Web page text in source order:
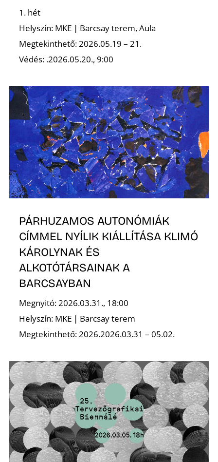
1. hét
Helyszín: MKE | Barcsay terem, Aula
Megtekinthető: 2026.05.19 – 21.
Védés: .2026.05.20., 9:00
PÁRHUZAMOS AUTONÓMIÁK
CÍMMEL NYÍLIK KIÁLLÍTÁSA KLIMÓ
KÁROLYNAK ÉS
ALKOTÓTÁRSAINAK A
BARCSAYBAN
Megnyitó: 2026.03.31., 18:00
Helyszín: MKE | Barcsay terem
Megtekinthető: 2026.2026.03.31 – 05.02.